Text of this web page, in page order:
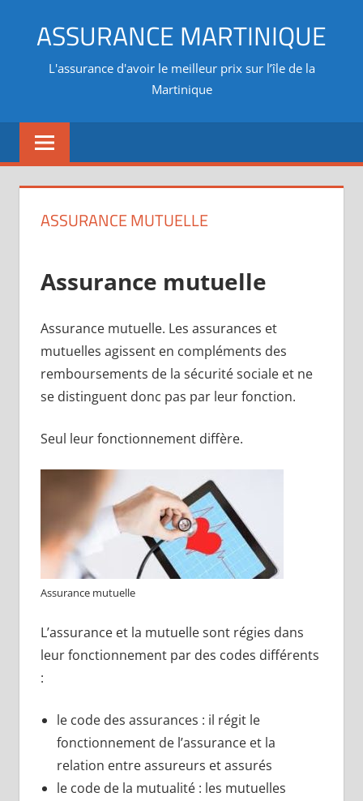
ASSURANCE MARTINIQUE
L'assurance d'avoir le meilleur prix sur l’île de la
Martinique
ASSURANCE MUTUELLE
Assurance mutuelle
Assurance mutuelle. Les assurances et
mutuelles agissent en compléments des
remboursements de la sécurité sociale et ne
se distinguent donc pas par leur fonction.
Seul leur fonctionnement diffère.
Assurance mutuelle
L’assurance et la mutuelle sont régies dans
leur fonctionnement par des codes différents
:
le code des assurances : il régit le
fonctionnement de l’assurance et la
relation entre assureurs et assurés
le code de la mutualité : les mutuelles